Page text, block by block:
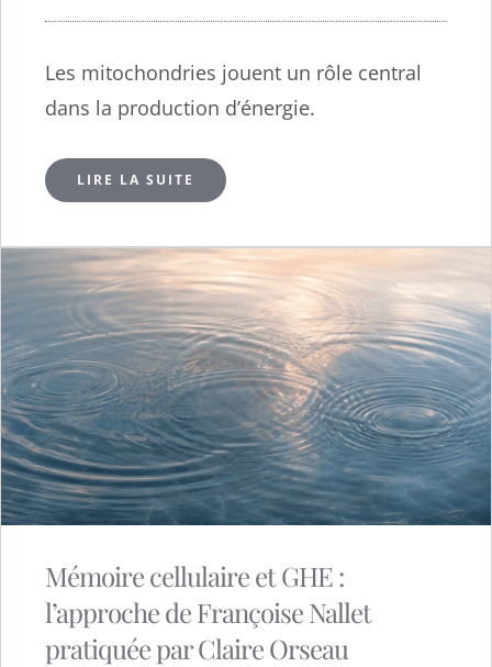
Les mitochondries jouent un rôle central
dans la production d’énergie.
LIRE LA SUITE
Mémoire cellulaire et GHE :
l’approche de Françoise Nallet
pratiquée par Claire Orseau